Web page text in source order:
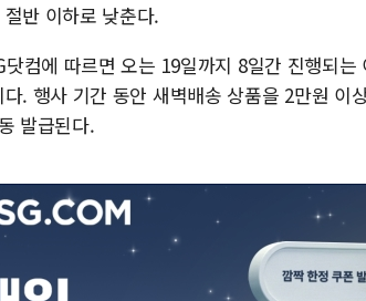
반 이하로 낮춘다.
닷컴에 따르면 오는 19일까지 8일간 진행되
. 행사 기간 동안 새벽배송 상품을 2만원 이
발급된다.